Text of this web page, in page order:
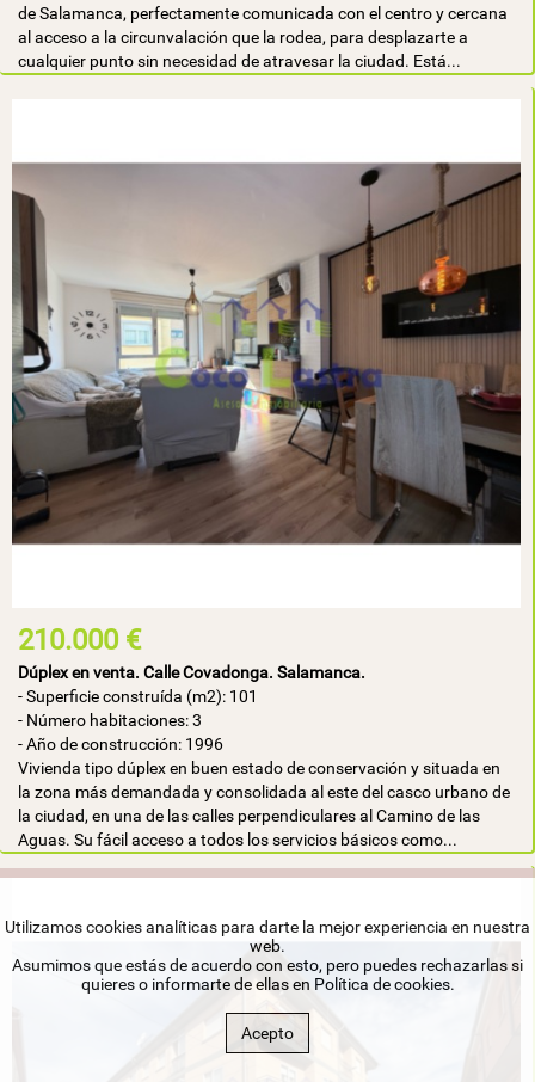
de Salamanca, perfectamente comunicada con el centro y cercana
al acceso a la circunvalación que la rodea, para desplazarte a
cualquier punto sin necesidad de atravesar la ciudad. Está...
210.000 €
Dúplex en venta. Calle Covadonga. Salamanca.
- Superficie construída (m2): 101
- Número habitaciones: 3
- Año de construcción: 1996
Vivienda tipo dúplex en buen estado de conservación y situada en
la zona más demandada y consolidada al este del casco urbano de
la ciudad, en una de las calles perpendiculares al Camino de las
Aguas. Su fácil acceso a todos los servicios básicos como...
Utilizamos cookies analíticas para darte la mejor experiencia en nuestra
web.
Asumimos que estás de acuerdo con esto, pero puedes rechazarlas si
quieres o informarte de ellas en Política de cookies.
Acepto